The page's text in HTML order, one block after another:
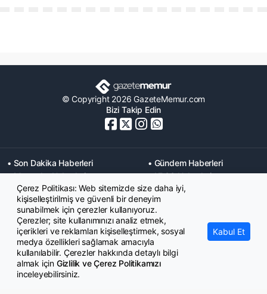
© Copyright 2026 GazeteMemur.com
Bizi Takip Edin
• Son Dakika Haberleri
• Gündem Haberleri
• Memurlar Haberleri
• KPSS Haberleri
• Ekonomi Haberleri
• Eğitim Haberleri
• Yaşam Haberleri
• Maaş Verileri Haberleri
• Mahkeme Kararları
Haberleri
Çerez Politikası: Web sitemizde size daha iyi,
kişiselleştirilmiş ve güvenli bir deneyim
sunabilmek için çerezler kullanıyoruz.
Çerezler; site kullanımınızı analiz etmek,
içerikleri ve reklamları kişiselleştirmek, sosyal
medya özellikleri sağlamak amacıyla
kullanılabilir. Çerezler hakkında detaylı bilgi
almak için Gizlilik ve Çerez Politikamızı
inceleyebilirsiniz.
Kabul Et